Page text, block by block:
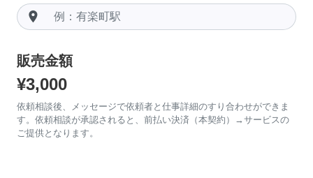
room
販売金額
¥3,000
依頼相談後、メッセージで依頼者と仕事詳細のすり合わせができま
す。依頼相談が承認されると、前払い決済（本契約）→サービスの
ご提供となります。